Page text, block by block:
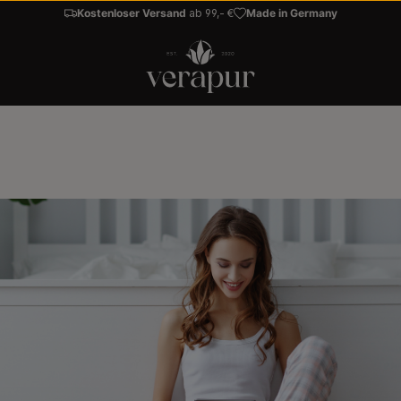
Kostenloser Versand ab 99,- € Made in Germany